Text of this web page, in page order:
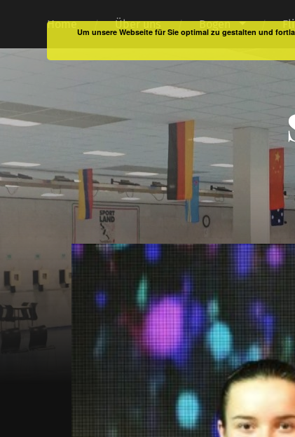
Home Über uns Bogen
Um unsere Webseite für Sie optimal zu gestalten und